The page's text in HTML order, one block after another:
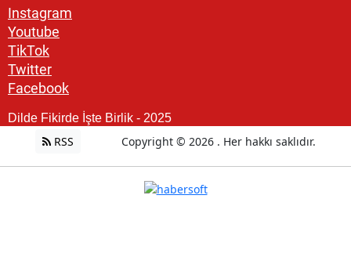
Instagram
Youtube
TikTok
Twitter
Facebook
Dilde Fikirde İşte Birlik - 2025
RSS Copyright © 2026 . Her hakkı saklıdır.